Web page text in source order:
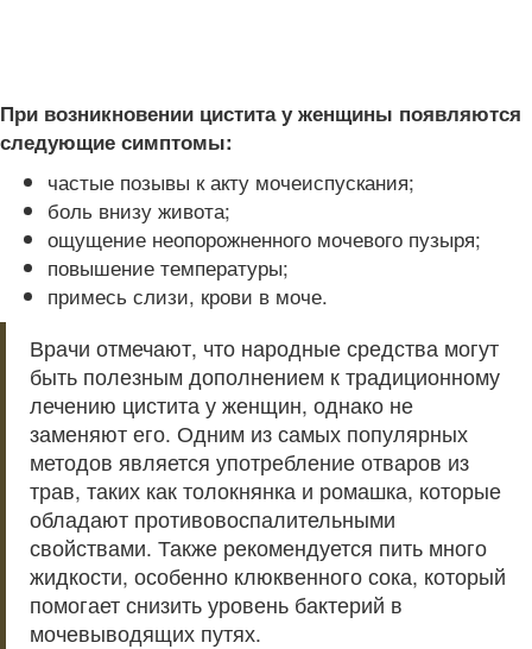
При возникновении цистита у женщины появляются
следующие симптомы:
частые позывы к акту мочеиспускания;
боль внизу живота;
ощущение неопорожненного мочевого пузыря;
повышение температуры;
примесь слизи, крови в моче.
Врачи отмечают, что народные средства могут
быть полезным дополнением к традиционному
лечению цистита у женщин, однако не
заменяют его. Одним из самых популярных
методов является употребление отваров из
трав, таких как толокнянка и ромашка, которые
обладают противовоспалительными
свойствами. Также рекомендуется пить много
жидкости, особенно клюквенного сока, который
помогает снизить уровень бактерий в
мочевыводящих путях.